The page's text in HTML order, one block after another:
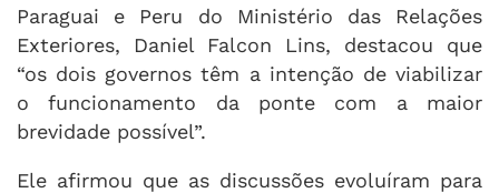
Paraguai e Peru do Ministério das Relações
Exteriores, Daniel Falcon Lins, destacou que
“os dois governos têm a intenção de viabilizar
o funcionamento da ponte com a maior
brevidade possível”.
Ele afirmou que as discussões evoluíram para